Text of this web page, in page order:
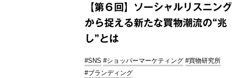
【第６回】ソーシャルリスニング
から捉える新たな買物潮流の“兆
し”とは
#SNS #ショッパーマーケティング #買物研究所
#ブランディング